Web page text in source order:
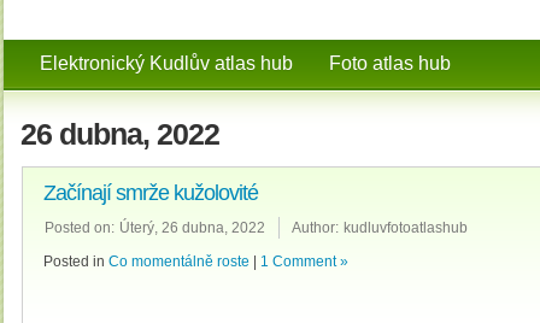
Elektronický Kudlův atlas hub Foto atlas hub
26 dubna, 2022
Začínají smrže kužolovité
Posted on: Úterý, 26 dubna, 2022 Author: kudluvfotoatlashub
Posted in Co momentálně roste 1 Comment »